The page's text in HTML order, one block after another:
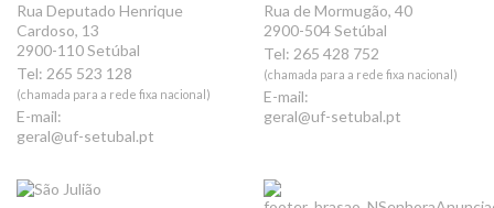
Rua Deputado Henrique
Cardoso, 13
2900-110 Setúbal
Tel: 265 523 128
(chamada para a rede fixa nacional)
E-mail:
geral@uf-setubal.pt
Rua de Mormugão, 40
2900-504 Setúbal
Tel: 265 428 752
(chamada para a rede fixa nacional)
E-mail:
geral@uf-setubal.pt